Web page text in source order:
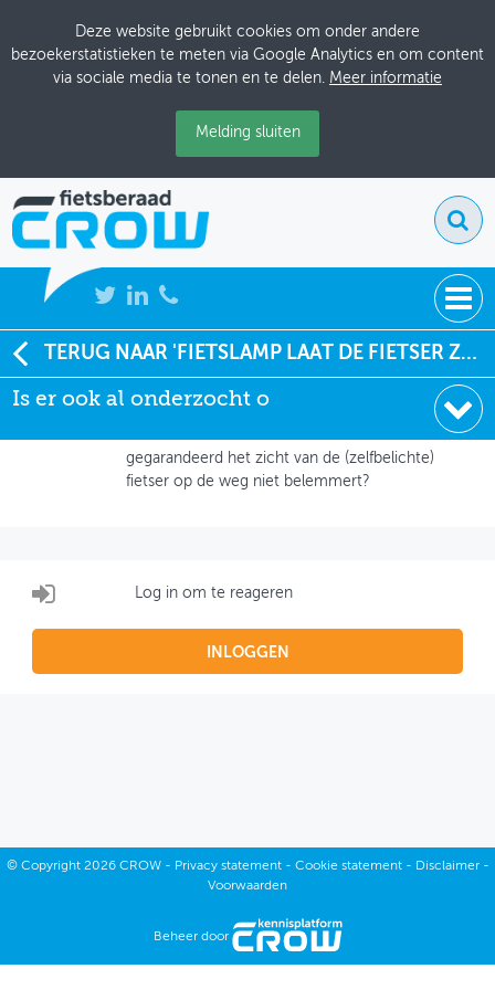
Deze website gebruikt cookies om onder andere
bezoekerstatistieken te meten via Google Analytics en om content
via sociale media te tonen en te delen. Meer informatie
Melding sluiten
NIEUWS
BIJEENKOMSTEN
KENNISBANK
ADRESSENBOEK
THEMASITES
MIJN PROFIEL
GEBRUIKER
TERUG NAAR 'FIETSLAMP LAAT DE FIETSER ZIEN'
Is er ook al onderzocht o
Johan Kerstens, Fietsersbond Amsterdam
04-01-2021 om 15:43
gegarandeerd het zicht van de (zelfbelichte)
fietser op de weg niet belemmert?
Log in om te reageren
INLOGGEN
© Copyright2026 CROW - Privacy statement- Cookie statement- Disclaimer-
Voorwaarden
Beheer door